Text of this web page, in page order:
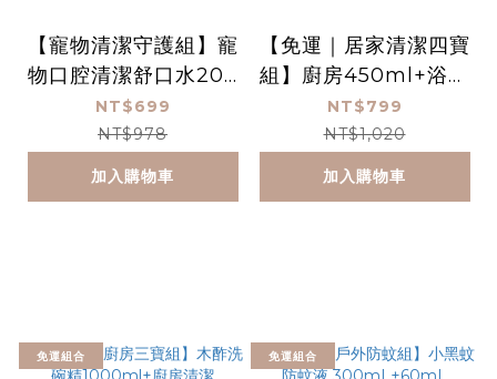
【寵物清潔守護組】寵
物口腔清潔舒口水200
ml+草本植護潔耳液 1
70g+炭時光洗毛精30
0ml（貓狗通用）
NT$699
NT$978
加入購物車
【免運｜居家清潔四寶
組】廚房450ml+浴廁
450ml+洗碗慕斯450
ml+so easy 手洗精4
50ml
NT$799
NT$1,020
加入購物車
免運組合 免運組合